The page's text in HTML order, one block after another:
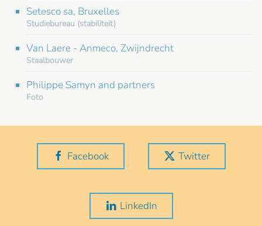
Setesco sa, Bruxelles
Studiebureau (stabiliteit)
Van Laere - Anmeco, Zwijndrecht
Staalbouwer
Philippe Samyn and partners
Foto
Facebook Twitter
LinkedIn